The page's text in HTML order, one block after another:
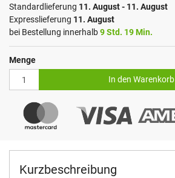
Kurzbeschreibung
Standardlieferung 11. August - 11. August
Expresslieferung 11. August
bei Bestellung innerhalb9 Std. 19 Min.
Menge
In den Warenkorb